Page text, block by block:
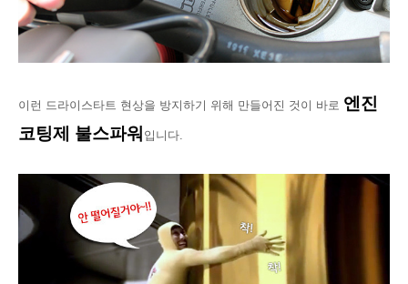
이런 드라이스타트 현상을 방지하기 위해 만들어진 것이 바로 엔진
코팅제 불스파워 입니다.